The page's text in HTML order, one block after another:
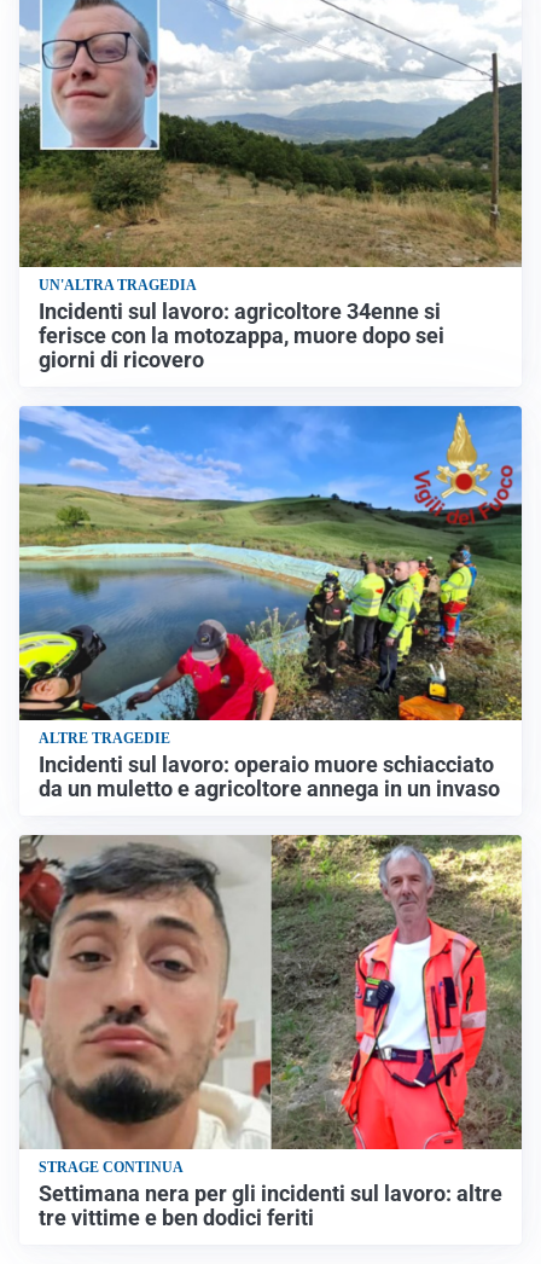
UN'ALTRA TRAGEDIA
Incidenti sul lavoro: agricoltore 34enne si
ferisce con la motozappa, muore dopo sei
giorni di ricovero
ALTRE TRAGEDIE
Incidenti sul lavoro: operaio muore schiacciato
da un muletto e agricoltore annega in un invaso
STRAGE CONTINUA
Settimana nera per gli incidenti sul lavoro: altre
tre vittime e ben dodici feriti